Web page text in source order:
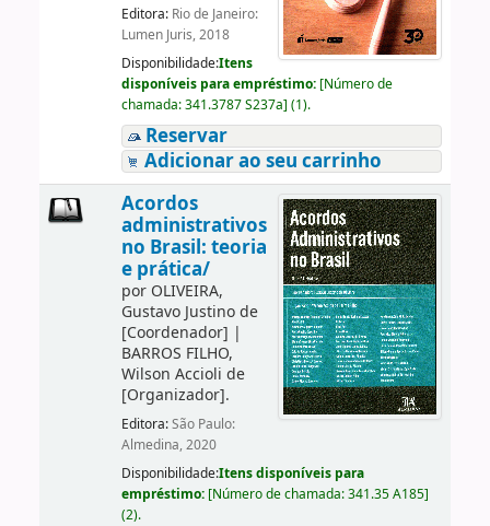
Editora: Rio de Janeiro:
Lumen Juris, 2018
Disponibilidade:Itens
disponíveis para empréstimo: [Número de
chamada:341.3787 S237a] (1).
Reservar
Adicionar ao seu carrinho
Acordos
administrativos
no Brasil: teoria
e prática/
por OLIVEIRA,
Gustavo Justino de
[Coordenador] |
BARROS FILHO,
Wilson Accioli de
[Organizador].
Editora:São Paulo:
Almedina, 2020
Disponibilidade:Itens disponíveis para
empréstimo: [Número de chamada:341.35 A185]
(2).